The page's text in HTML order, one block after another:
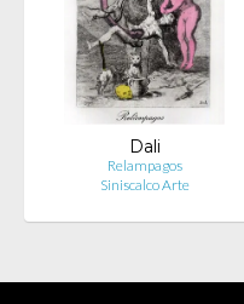
Dali
Relampagos
Siniscalco Arte